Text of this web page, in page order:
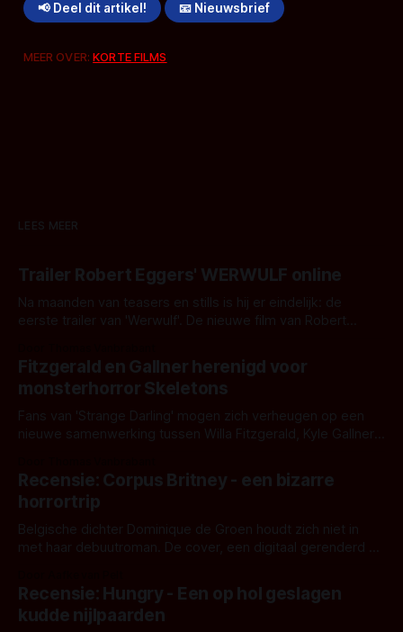
📢 Deel dit artikel! 📧 Nieuwsbrief
MEER OVER:KORTE FILMS
LEES MEER
Trailer Robert Eggers' WERWULF online
Na maanden van teasers en stills is hij er eindelijk: de
eerste trailer van 'Werwulf'. De nieuwe film van Robert
kille stijl vol folklore en mythe. Het topic deze keer is (kon
het het al raden?)... de weerwolf. Kijk je mee?
Fitzgerald en Gallner herenigd voor
monsterhorror Skeletons
Fans van 'Strange Darling' mogen zich verheugen op een
nieuwe samenwerking tussen Willa Fitzgerald, Kyle Gallner
'Skeletons', een nieuwe creature feature waarvoor de
opnames zijn gestart in Australië.
Recensie: Corpus Britney - een bizarre
horrortrip
Belgische dichter Dominique de Groen houdt zich niet in
met haar debuutroman. De cover, een digitaal gerenderd en
achtergrond, belooft iets kleurrijks maar onheilspellends,
iets ongrijpbaars. En dat maakt De Groen met ieder woord
waar.
Recensie: Hungry - Een op hol geslagen
kudde nijlpaarden